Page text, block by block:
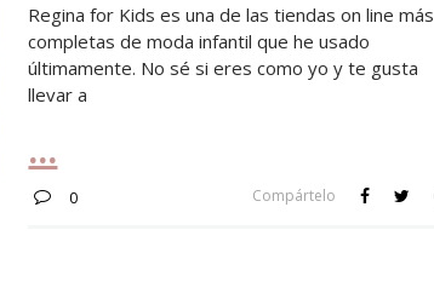
Regina for Kids es una de las tiendas on line más
completas de moda infantil que he usado
últimamente. No sé si eres como yo y te gusta
llevar a
0 Compártelo